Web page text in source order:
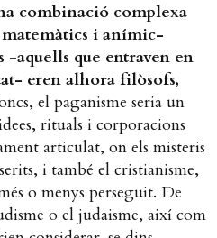
combinació complexa
i anímic-
-aquells que entraven en
eren alhora filòsofs,
el paganisme seria un
rituals i corporacions
articulat, on els misteris
i també el cristianisme,
o menys perseguit. De
o el judaisme, així com